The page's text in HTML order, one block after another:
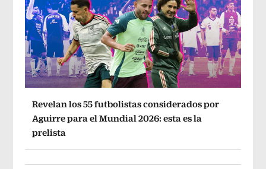
Revelan los 55 futbolistas considerados por
Aguirre para el Mundial 2026: esta es la
prelista